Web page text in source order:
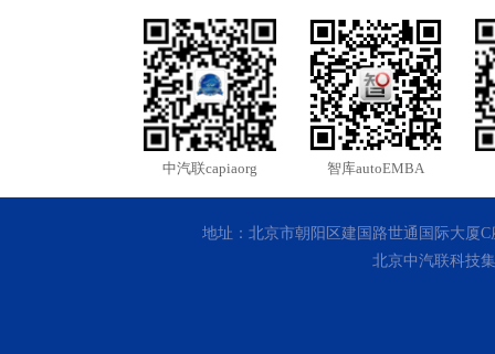
中汽联capiaorg 智库autoEMBA
地址：北京市朝阳区建国路世通国际大厦C
北京中汽联科技